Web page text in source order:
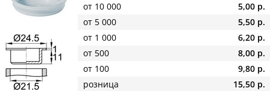
от 10 000
5,00 р.
от 5 000
5,50 р.
от 1 000
6,20 р.
от 500
8,00 р.
от 100
9,80 р.
розница
15,50 р.